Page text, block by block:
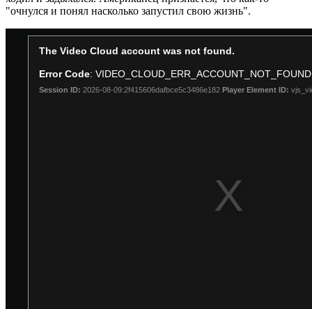
"очнулся и понял насколько запустил свою жизнь".